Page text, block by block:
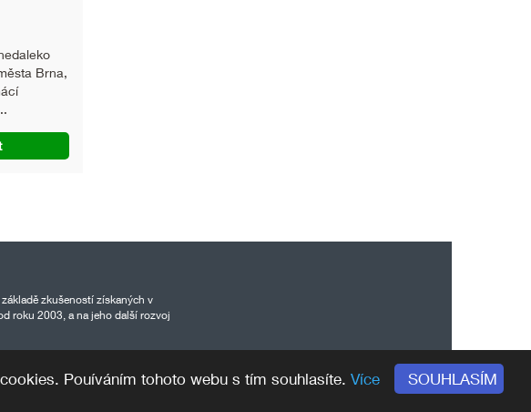
SOUHLASÍM
Pouíváním tohoto webu s tím souhlasíte. Více
Brna,
zkušeností získaných v
roku 2003, a na jeho další rozvoj